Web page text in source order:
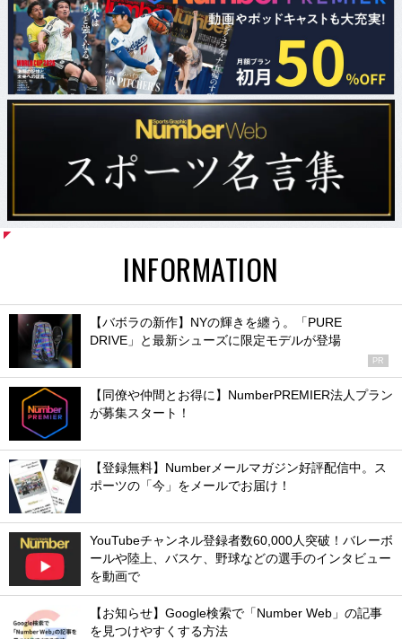
INFORMATION
【バボラの新作】NYの輝きを纏う。「PURE
DRIVE」と最新シューズに限定モデルが登場
PR
【同僚や仲間とお得に】NumberPREMIER法人プラン
が募集スタート！
【登録無料】Numberメールマガジン好評配信中。ス
ポーツの「今」をメールでお届け！
YouTubeチャンネル登録者数60,000人突破！バレーボ
ールや陸上、バスケ、野球などの選手のインタビュー
を動画で
【お知らせ】Google検索で「Number Web」の記事
を見つけやすくする方法